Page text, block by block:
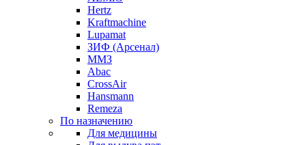
Hertz
Kraftmachine
Lupamat
ЗИФ (Арсенал)
ММЗ
Abac
CrossAir
Hansmann
Remeza
По назначению
Для медицины